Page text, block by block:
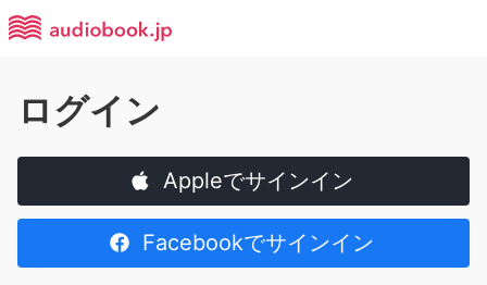
ログイン
Appleでサインイン
Facebookでサインイン